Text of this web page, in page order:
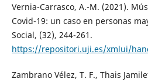
Vernia-Carrasco, A.-M. (2021).
Covid-19: un caso en personas
Social, (32), 244-261.
https://repositori.uji.es/xmlui/
Zambrano Vélez, T. F., Thais